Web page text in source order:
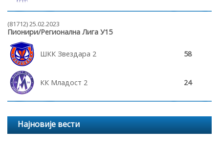
(81712) 25.02.2023
Пионири/Регионална Лига У15
ШКК Звездара 2 58
КК Младост 2 24
Најновије вести